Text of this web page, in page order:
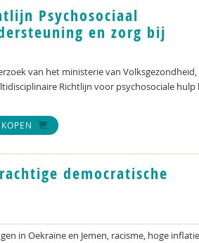
Psychosociaal
en zorg bij
van het ministerie van Volksgezondheid,
Richtlijn voor psychosociale hulp
KOPEN
democratische
in Oekraïne en Jemen, racisme, hoge